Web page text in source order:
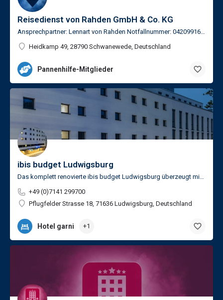
Reisedienst von Rahden GmbH & Co. KG
Heidkamp 49, 28790 Schwanewede, Deutschland
Pannenhilfe-Mitglieder
ibis budget Ludwigsburg
+49 (0)7141 299700
Pflugfelder Strasse 18, 71636 Ludwigsburg, Deutschland
Hotel garni +1